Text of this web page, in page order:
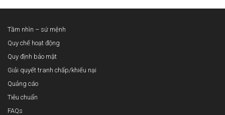
Tầm nhìn – sứ mệnh
Quy chế hoạt động
Quy định bảo mật
Giải quyết tranh chấp/khiếu nại
Quảng cáo
Tiêu chuẩn
FAQs